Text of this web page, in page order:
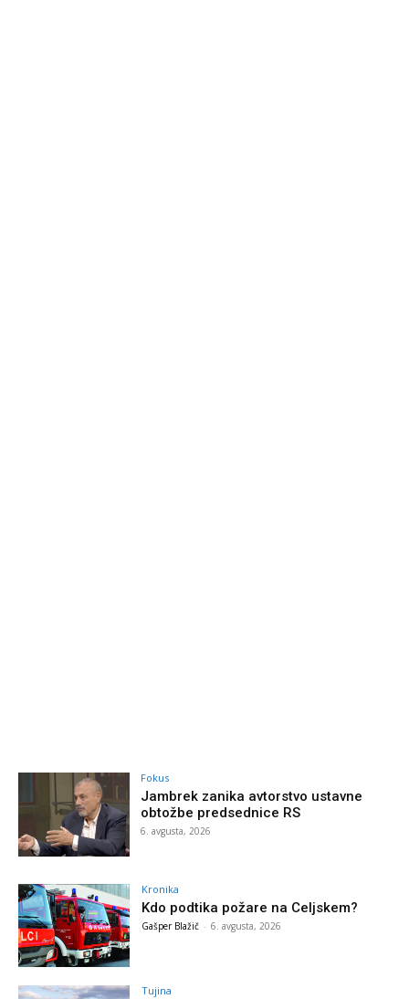
Fokus
Jambrek zanika avtorstvo ustavne
obtožbe predsednice RS
6. avgusta, 2026
Kronika
Kdo podtika požare na Celjskem?
Gašper Blažič - 6. avgusta, 2026
Tujina